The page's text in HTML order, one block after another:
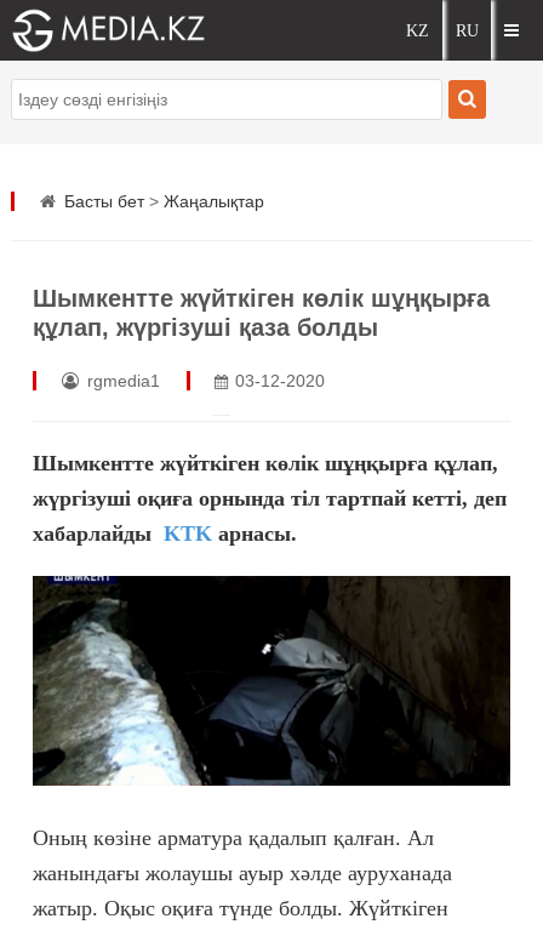
Басты бет> Жаңалықтар
Шымкентте жүйткіген көлік шұңқырға
құлап, жүргізуші қаза болды
rgmedia1 03-12-2020
Шымкентте жүйткіген көлік шұңқырға құлап,
жүргізуші оқиға орнында тіл тартпай кетті, деп
хабарлайды KTKарнасы.
Оның көзіне арматура қадалып қалған. Ал
жанындағы жолаушы ауыр хәлде ауруханада
жатыр. Оқыс оқиға түнде болды. Жүйткіген